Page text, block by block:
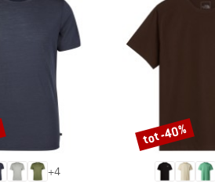
+4
Korting
tot -40%